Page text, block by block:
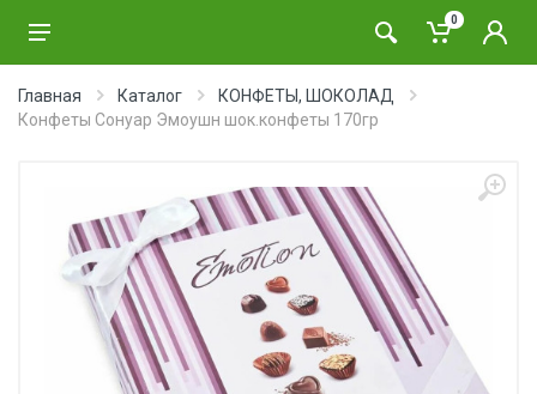
0
Главная Каталог
КОНФЕТЫ, ШОКОЛАД
Конфеты Сонуар Эмоушн шок.конфеты 170гр